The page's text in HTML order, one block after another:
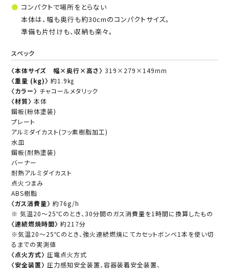
コンパクトで場所をとらない
本体は、幅も奥行も約30cmのコンパクトサイズ。
準備も片付けも、収納も楽々。
スペック
〈本体サイズ 幅×奥行×高さ〉 319×279×149mm
〈重量 (kg)〉 約1.9㎏
〈カラー〉 チャコールメタリック
〈材質〉 本体
鋼板(粉体塗装)
プレート
アルミダイカスト(フッ素樹脂加工)
水皿
鋼板(耐熱塗装)
バーナー
耐熱アルミダイカスト
点火つまみ
ABS樹脂
〈ガス消費量〉 約76g/h
※ 気温20～25℃のとき、30分間のガス消費量を1時間に換算したもの
〈連続燃焼時間〉 約217分
※気温20～25℃のとき、強火連続燃焼にてカセットボンベ1本を使い切
るまでの実測値
〈点火方式〉 圧電点火方式
〈安全装置〉 圧力感知安全装置、容器装着安全装置、